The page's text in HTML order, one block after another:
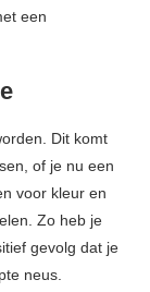
een
Dit komt
of je nu een
voor kleur en
Zo heb je
gevolg dat je
neus.